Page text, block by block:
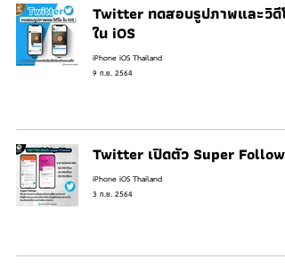
Twitter ทดสอบรูปภาพและวิดีโอ
ใน iOS
iPhone iOS Thailand
9 ก.ย. 2564
Twitter เปิดตัว Super Follows
iPhone iOS Thailand
3 ก.ย. 2564